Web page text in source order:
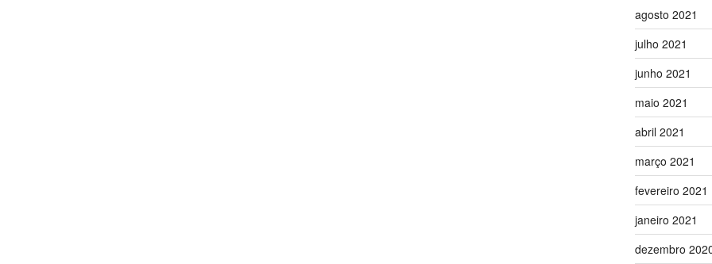
agosto 2021
julho 2021
junho 2021
maio 2021
abril 2021
março 2021
fevereiro 2021
janeiro 2021
dezembro